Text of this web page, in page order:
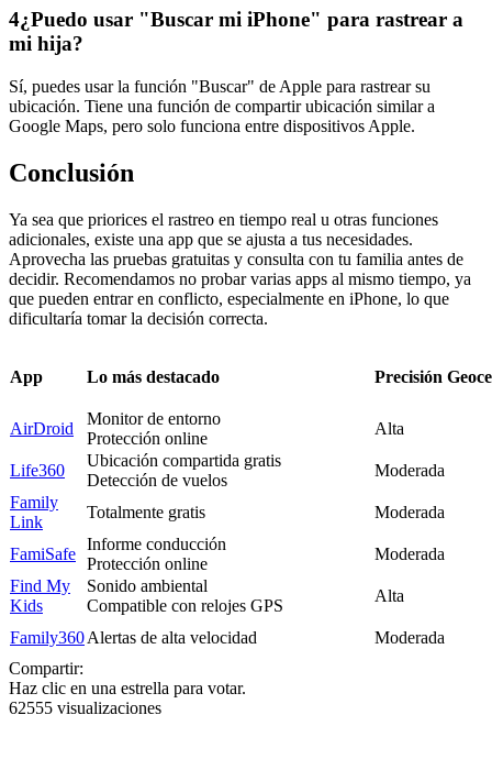
4¿Puedo usar "Buscar mi iPhone" para rastrear a
mi hija?
Sí, puedes usar la función "Buscar" de Apple para rastrear su
ubicación. Tiene una función de compartir ubicación similar a
Google Maps, pero solo funciona entre dispositivos Apple.
Conclusión
Ya sea que priorices el rastreo en tiempo real u otras funciones
adicionales, existe una app que se ajusta a tus necesidades.
Aprovecha las pruebas gratuitas y consulta con tu familia antes de
decidir. Recomendamos no probar varias apps al mismo tiempo, ya
que pueden entrar en conflicto, especialmente en iPhone, lo que
dificultaría tomar la decisión correcta.
App Lo más destacado Precisión
AirDroid
Monitor de entorno
Protección online
Alta
Life360
Ubicación compartida gratis
Detección de vuelos
Moderada
Family
Link
Totalmente gratis Moderada
FamiSafe
Informe conducción
Protección online
Moderada
Find My
Kids
Sonido ambiental
Compatible con relojes GPS
Alta
Family360Alertas de alta velocidad
Moderada
Compartir:
Haz clic en una estrella para votar.
62555 visualizaciones